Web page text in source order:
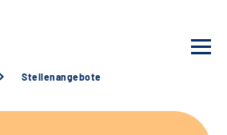
Stellenangebote